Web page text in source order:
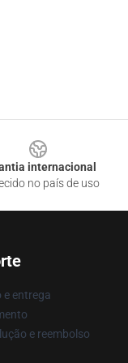
internacional
no país de uso
e entrega
e reembolso